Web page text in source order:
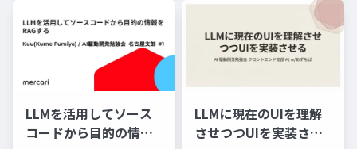
LLMを活用してソース
コードから目的の情報
LLMに現在のUIを理解
させつつUIを実装させ